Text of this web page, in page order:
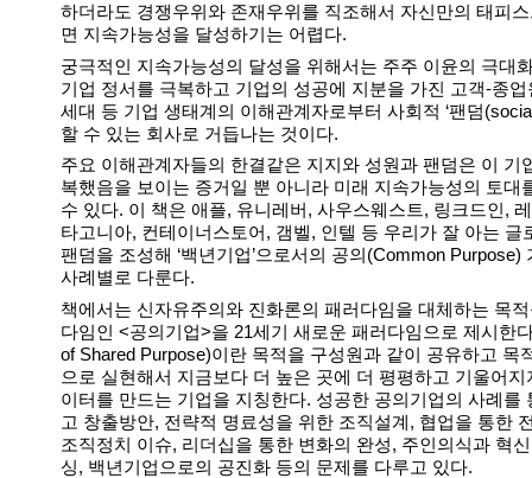
하더라도 경쟁우위와 존재우위를 직조해서 자신만의 태피
면 지속가능성을 달성하기는 어렵다.
궁극적인 지속가능성의 달성을 위해서는 주주 이윤의 극대
기업 정서를 극복하고 기업의 성공에 지분을 가진 고객-종
세대 등 기업 생태계의 이해관계자로부터 사회적 ‘팬덤
할 수 있는 회사로 거듭나는 것이다.
주요 이해관계자들의 한결같은 지지와 성원과 팬덤은 이 기
복했음을 보이는 증거일 뿐 아니라 미래 지속가능성의 토대
수 있다. 이 책은 애플, 유니레버, 사우스웨스트, 링크드인,
타고니아, 컨테이너스토어, 갬벨, 인텔 등 우리가 잘 아는 글
팬덤을 조성해 ‘백년기업’으로서의 공의(Common Purpose)
사례별로 다룬다.
책에서는 신자유주의와 진화론의 패러다임을 대체하는 목
다임인 <공의기업>을 21세기 새로운 패러다임으로 제시한
of Shared Purpose)이란 목적을 구성원과 같이 공유하고 목
으로 실현해서 지금보다 더 높은 곳에 더 평평하고 기울어
이터를 만드는 기업을 지칭한다. 성공한 공의기업의 사례를
고 창출방안, 전략적 명료성을 위한 조직설계, 협업을 통한
조직정치 이슈, 리더십을 통한 변화의 완성, 주인의식과 혁
싱, 백년기업으로의 공진화 등의 문제를 다루고 있다.